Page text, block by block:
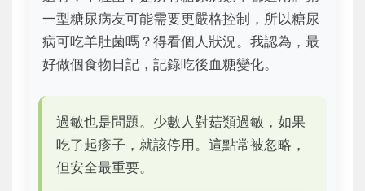
一型糖尿病友可能需要更嚴格控制，所以糖尿
病可吃羊肚菌嗎？得看個人狀況。我認為，最
好做個食物日記，記錄吃後血糖變化。
過敏也是問題。少數人對菇類過敏，如果
吃了起疹子，就該停用。這點常被忽略，
但安全最重要。